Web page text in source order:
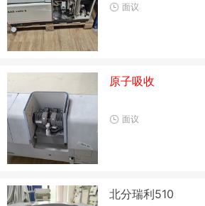
面议
原子吸收
面议
北分瑞利510